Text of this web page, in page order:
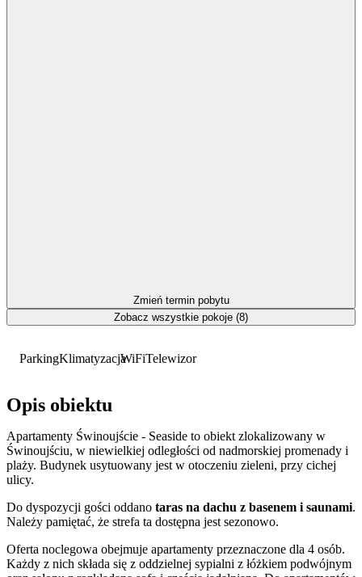
ParkingKlimatyzacjaWiFiTelewizor
Opis obiektu
Apartamenty Świnoujście - Seaside to obiekt zlokalizowany w
Świnoujściu, w niewielkiej odległości od nadmorskiej promenady i
plaży. Budynek usytuowany jest w otoczeniu zieleni, przy cichej
ulicy.
Do dyspozycji gości oddano taras na dachu z basenem i saunami.
Należy pamiętać, że strefa ta dostępna jest sezonowo.
Oferta noclegowa obejmuje apartamenty przeznaczone dla 4 osób.
Każdy z nich składa się z oddzielnej sypialni z łóżkiem podwójnym
Zmień termin pobytu
Zobacz wszystkie pokoje (8)